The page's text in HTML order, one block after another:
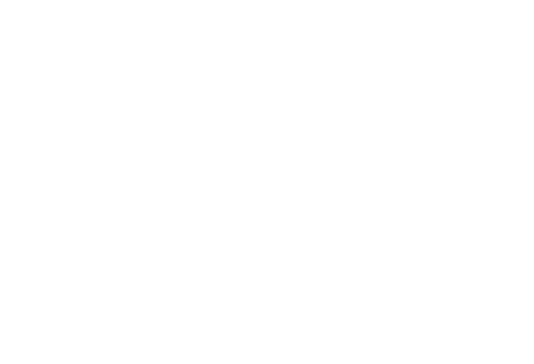
社の共同利用者
とをご了承くだ
年1月12日よ
ない年数を意